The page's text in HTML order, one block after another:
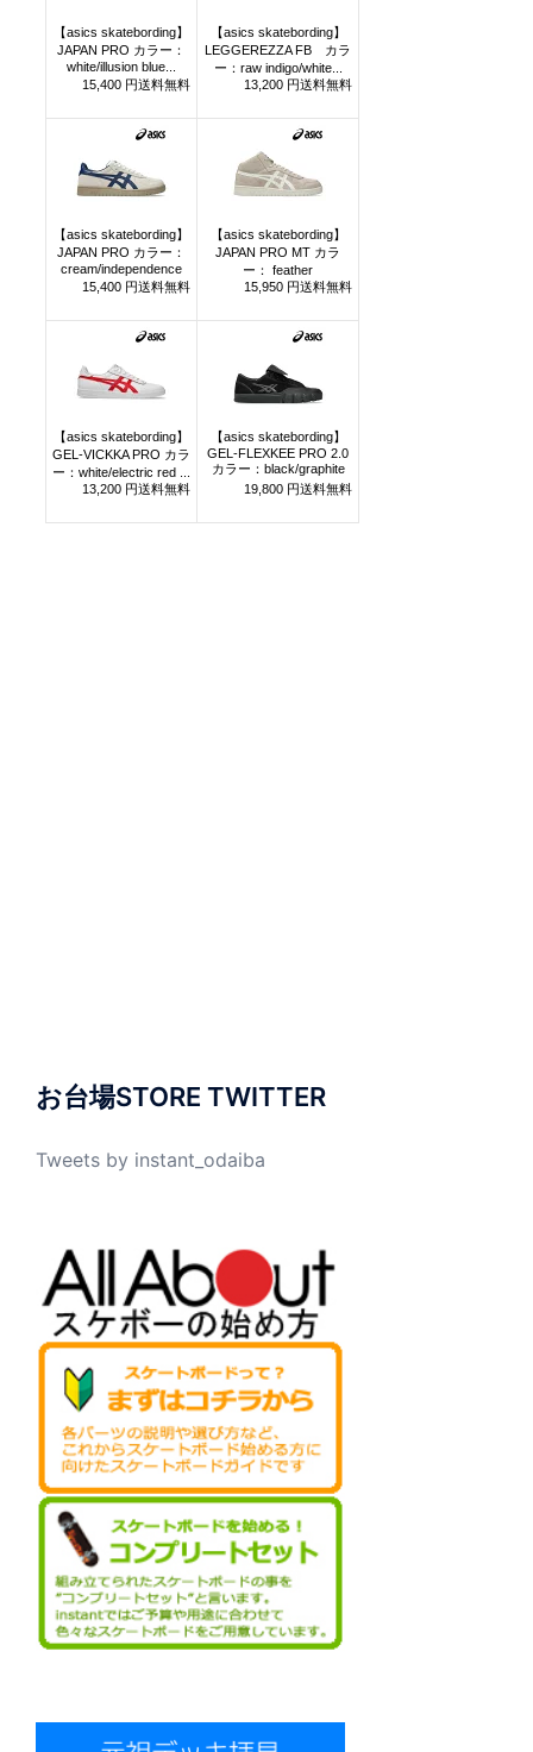
お台場STORE TWITTER
Tweets by instant_odaiba